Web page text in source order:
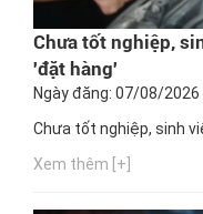
Chưa tốt nghiệp,
'đặt hàng'
Ngày đăng: 07/08/2026
Chưa tốt nghiệp, sinh
Xem thêm [+]